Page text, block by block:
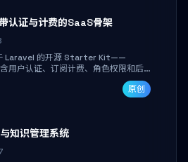
认证与计费的SaaS骨架
Laravel 的开源 Starter Kit——
用户认证、订阅计费、角色权限和后
。附带 Stripe 测试支付对接与自定义
省去重复基建时间，将精力聚焦于核心
原创
知识管理系统